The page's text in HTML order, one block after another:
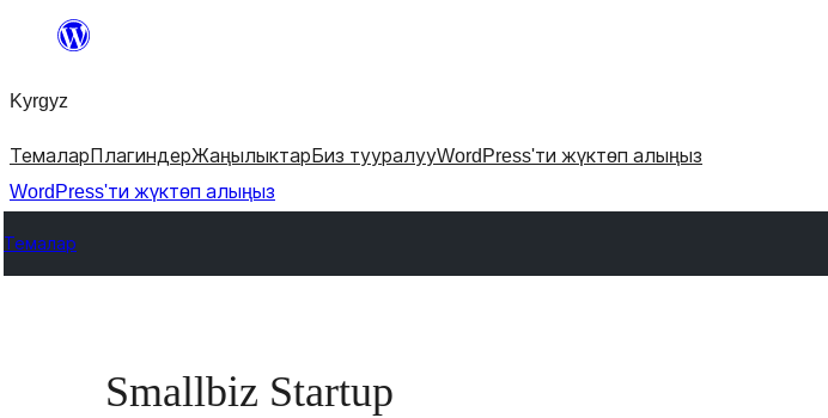
Мазмунга
Kyrgyz
Темалар ПлагиндерЖаңылыктар Биз тууралууWordPress'ти жүктөп алыңыз
WordPress'ти жүктөп алыңыз
Темалар
Smallbiz Startup